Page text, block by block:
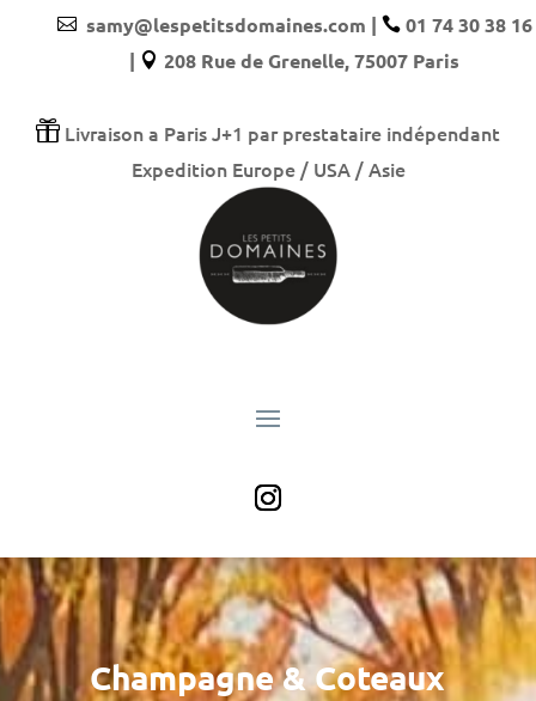
 samy@lespetitsdomaines.com | 01 74 30 38 16
|  208 Rue de Grenelle, 75007 Paris
 Livraison a Paris J+1 par prestataire indépendant
Expedition Europe / USA / Asie
Champagne & Coteaux